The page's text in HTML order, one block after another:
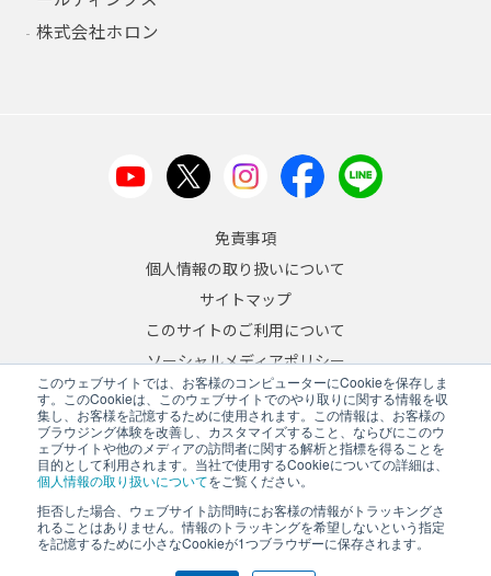
このウェブサイトでは、お客様のコンピューターにCookieを保存しま
す。このCookieは、このウェブサイトでのやり取りに関する情報を収
集し、お客様を記憶するために使用されます。この情報は、お客様の
ブラウジング体験を改善し、カスタマイズすること、ならびにこのウ
ェブサイトや他のメディアの訪問者に関する解析と指標を得ることを
目的として利用されます。当社で使用するCookieについての詳細は、
個人情報の取り扱いについてをご覧ください。
拒否した場合、ウェブサイト訪問時にお客様の情報がトラッキングさ
れることはありません。情報のトラッキングを希望しないという指定
を記憶するために小さなCookieが1つブラウザーに保存されます。
株式会社ホロン
免責事項
個人情報の取り扱いについて
サイトマップ
このサイトのご利用について
ソーシャルメディアポリシー
反社会的勢力への対応について
JA/EN
Copyright © 2026 A&D Company, Limited